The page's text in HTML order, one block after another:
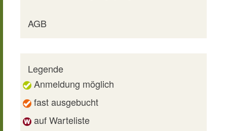
AGB
Legende
Anmeldung möglich
fast ausgebucht
auf Warteliste